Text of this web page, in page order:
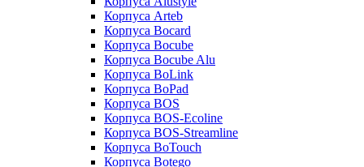
Корпуса Arteb
Корпуса Bocard
Корпуса Bocube
Корпуса Bocube Alu
Корпуса BoLink
Корпуса BoPad
Корпуса BOS
Корпуса BOS-Ecoline
Корпуса BOS-Streamline
Корпуса BoTouch
Корпуса Botego